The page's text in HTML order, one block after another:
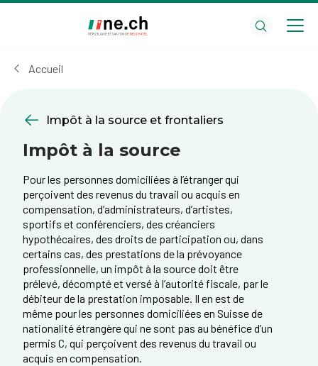
cookies
Accueil
Impôt à la source et frontaliers
Impôt à la source
Pour les personnes domiciliées à l’étranger qui
perçoivent des revenus du travail ou acquis en
compensation, d’administrateurs, d’artistes,
sportifs et conférenciers, des créanciers
hypothécaires, des droits de participation ou, dans
certains cas, des prestations de la prévoyance
professionnelle, un impôt à la source doit être
prélevé, décompté et versé à l’autorité fiscale, par le
débiteur de la prestation imposable. Il en est de
même pour les personnes domiciliées en Suisse de
nationalité étrangère qui ne sont pas au bénéfice d’un
permis C, qui perçoivent des revenus du travail ou
acquis en compensation.